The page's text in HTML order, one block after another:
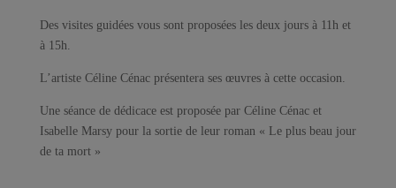
Des visites guidées vous sont proposées les deux jours à 11h et
à 15h.
L’artiste Céline Cénac présentera ses œuvres à cette occasion.
Une séance de dédicace est proposée par Céline Cénac et
Isabelle Marsy pour la sortie de leur roman « Le plus beau jour
de ta mort »